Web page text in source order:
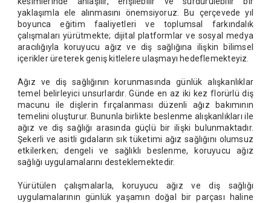
yaklaşımla ele alınmasını önemsiyoruz. Bu çerçevede yıl
boyunca eğitim faaliyetleri ve toplumsal farkındalık
çalışmaları yürütmekte; dijital platformlar ve sosyal medya
aracılığıyla koruyucu ağız ve diş sağlığına ilişkin bilimsel
içerikler üreterek geniş kitlelere ulaşmayı hedeflemekteyiz.
Ağız ve diş sağlığının korunmasında günlük alışkanlıklar
temel belirleyici unsurlardır. Günde en az iki kez florürlü diş
macunu ile dişlerin fırçalanması düzenli ağız bakımının
temelini oluşturur. Bununla birlikte beslenme alışkanlıkları ile
ağız ve diş sağlığı arasında güçlü bir ilişki bulunmaktadır.
Şekerli ve asitli gıdaların sık tüketimi ağız sağlığını olumsuz
etkilerken; dengeli ve sağlıklı beslenme, koruyucu ağız
sağlığı uygulamalarını desteklemektedir.
Yürütülen çalışmalarla, koruyucu ağız ve diş sağlığı
uygulamalarının günlük yaşamın doğal bir parçası haline